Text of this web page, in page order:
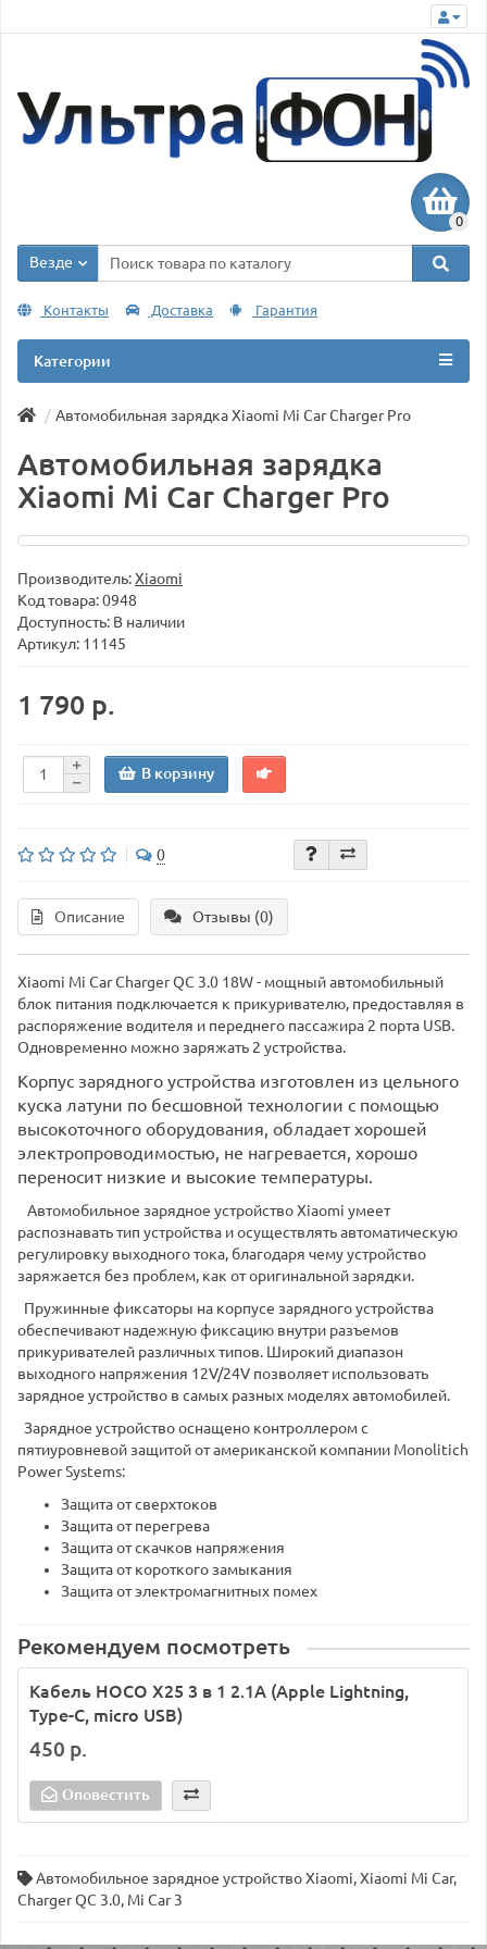
0
Везде
Контакты Доставка Гарантия
Категории
Автомобильная зарядка Xiaomi Mi Car Charger Pro
Автомобильная зарядка
Xiaomi Mi Car Charger Pro
Производитель:Xiaomi
Код товара:0948
Доступность: В наличии
Артикул: 11145
1 790 р.
В корзину
0
Описание Отзывы (0)
Xiaomi Mi Car Charger QC 3.0 18W - мощный автомобильный
блок питания подключается к прикуривателю, предоставляя в
распоряжение водителя и переднего пассажира 2 порта USB.
Одновременно можно заряжать 2 устройства.
Корпус зарядного устройства изготовлен из цельного
куска латуни по бесшовной технологии с помощью
высокоточного оборудования, обладает хорошей
электропроводимостью, не нагревается, хорошо
переносит низкие и высокие температуры.
Автомобильное зарядное устройство Xiaomi умеет
распознавать тип устройства и осуществлять автоматическую
регулировку выходного тока, благодаря чему устройство
заряжается без проблем, как от оригинальной зарядки.
Пружинные фиксаторы на корпусе зарядного устройства
обеспечивают надежную фиксацию внутри разъемов
прикуривателей различных типов. Широкий диапазон
выходного напряжения 12V/24V позволяет использовать
зарядное устройство в самых разных моделях автомобилей.
Зарядное устройство оснащено контроллером с
пятиуровневой защитой от американской компании Monolitich
Power Systems:
Защита от сверхтоков
Защита от перегрева
Защита от скачков напряжения
Защита от короткого замыкания
Защита от электромагнитных помех
Рекомендуем посмотреть
Кабель HOCO X25 3 в 1 2.1A (Apple Lightning,
Type-C, micro USB)
450 р.
Оповестить
Автомобильное зарядное устройство Xiaomi,Xiaomi Mi Car,
Charger QC 3.0, Mi Car 3